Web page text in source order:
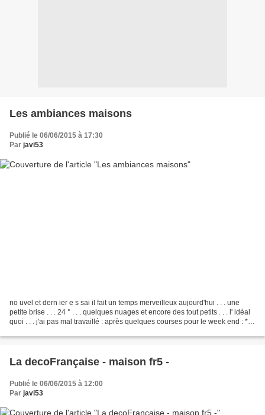
Les ambiances maisons
Publié le 06/06/2015 à 17:30
Par javi53
no uvel et dern ier e s sai il fait un temps merveilleux aujourd'hui . . . une
petite brise . . . 24 ° . . . quelques nuages et encore des tout petits . . . l' idéal
quoi . . . j'ai pas mal travaillé : après quelques courses pour le week end : *
La decoFrançaise - maison fr5 -
Publié le 06/06/2015 à 12:00
Par javi53